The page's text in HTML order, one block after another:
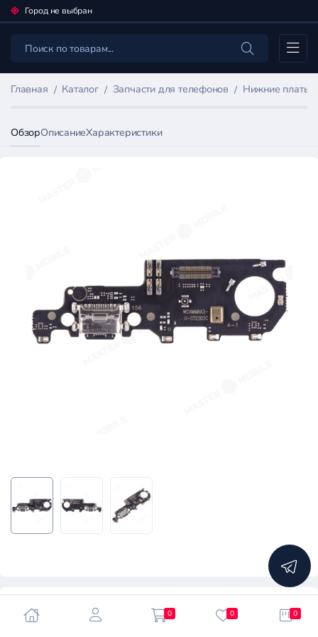
Город не выбран
Каталог
Главная Каталог Запчасти для телефонов Нижние платы
ОбзорОписаниеХарактеристики
5.0
0 0 0